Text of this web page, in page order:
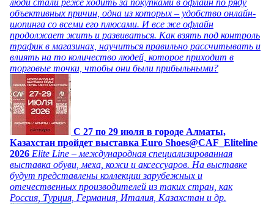
люди стали реже ходить за покупками в офлайн по ряду
объективных причин, одна из которых – удобство онлайн-
шопинга со всеми его плюсами. И все же офлайн
продолжает жить и развиваться. Как взять под контроль
трафик в магазинах, научиться правильно рассчитывать и
влиять на то количество людей, которое приходит в
торговые точки, чтобы они были прибыльными?
C 27 по 29 июля в городе Алматы,
Казахстан пройдет выставка Euro Shoes@CAF_Eliteline
2026 Elite Line – международная специализированная
выставка обуви, меха, кожи и аксессуаров. На выставке
будут представлены коллекции зарубежных и
отечественных производителей из таких стран, как
Россия, Турция, Германия, Италия, Казахстан и др.